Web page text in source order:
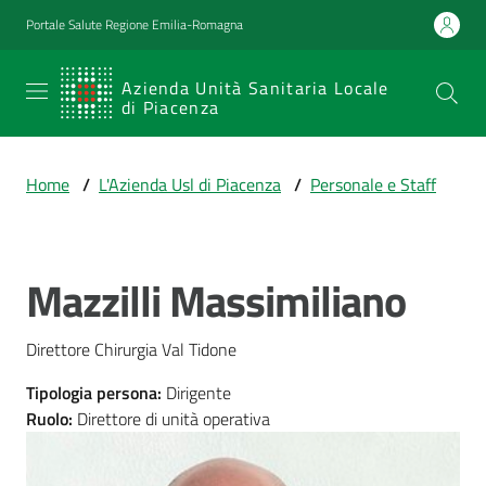
Vai al contenuto
Vai alla navigazione
Vai al footer
Portale Salute Regione Emilia-Romagna
Azienda Unità Sanitaria Locale
di Piacenza
SERVIZIO
SANITARIO
Emilia-
Sanitaria Locale
di Piacenza
Prestazioni
e
Home / L'Azienda Usl di Piacenza / Personale e Staff
Salta al contenuto
Mazzilli Massimiliano
Direttore Chirurgia Val Tidone
Tipologia persona: Dirigente
Ruolo: Direttore di unità operativa